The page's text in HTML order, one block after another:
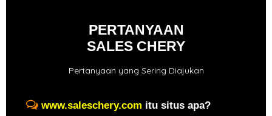
PERTANYAAN
SALES CHERY
Pertanyaan yang Sering Diajukan
www.saleschery.com itu situs apa?